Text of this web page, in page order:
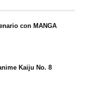
con MANGA
Kaiju No. 8